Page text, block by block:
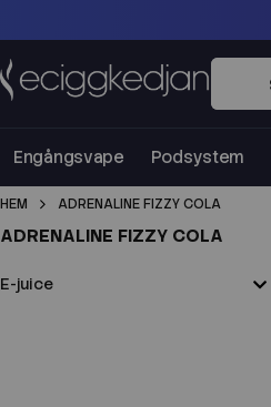
Engångsvape Podsystem
HEM ADRENALINE FIZZY COLA
ADRENALINE FIZZY COLA
E-juice